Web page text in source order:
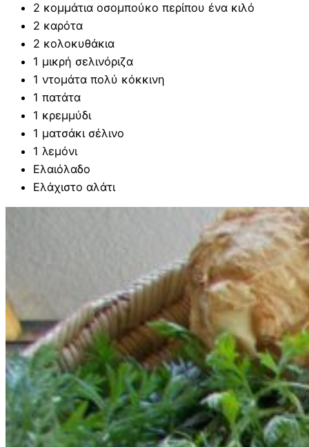
2 κομμάτια οσομπούκο περίπου ένα κιλό
2 καρότα
2 κολοκυθάκια
1 μικρή σελινόριζα
1 ντομάτα πολύ κόκκινη
1 πατάτα
1 κρεμμύδι
1 ματσάκι σέλινο
1 λεμόνι
Ελαιόλαδο
Ελάχιστο αλάτι